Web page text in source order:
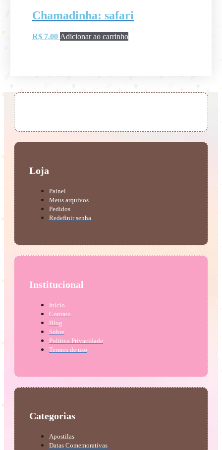
Chamadinha: safari
R$7,00 Adicionar ao carrinho
Loja
Painel
Meus arquivos
Pedidos
Redefinir senha
Institucional
Início
Contato
Blog
Sobre
Política Privacidade
Termos de uso
Categorias
Apostilas
Datas Comemorativas